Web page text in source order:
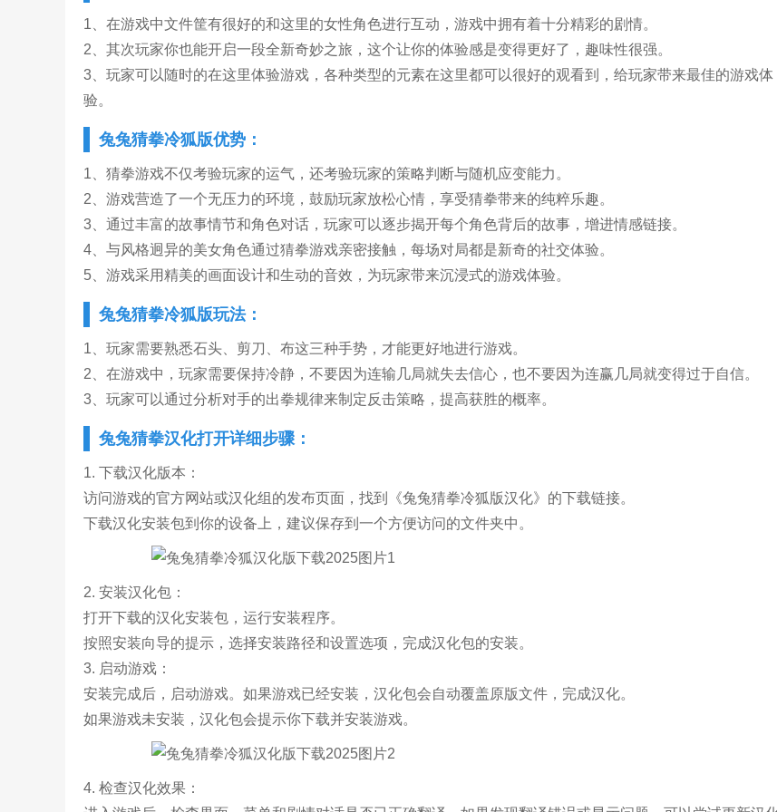
1、在游戏中文件筐有很好的和这里的女性角色进行互动，游戏中拥有着十分精彩的剧情。
2、其次玩家你也能开启一段全新奇妙之旅，这个让你的体验感是变得更好了，趣味性很强。
3、玩家可以随时的在这里体验游戏，各种类型的元素在这里都可以很好的观看到，给玩家带来最佳的游戏体
验。
兔兔猜拳冷狐版优势：
1、猜拳游戏不仅考验玩家的运气，还考验玩家的策略判断与随机应变能力。
2、游戏营造了一个无压力的环境，鼓励玩家放松心情，享受猜拳带来的纯粹乐趣。
3、通过丰富的故事情节和角色对话，玩家可以逐步揭开每个角色背后的故事，增进情感链接。
4、与风格迥异的美女角色通过猜拳游戏亲密接触，每场对局都是新奇的社交体验。
5、游戏采用精美的画面设计和生动的音效，为玩家带来沉浸式的游戏体验。
兔兔猜拳冷狐版玩法：
1、玩家需要熟悉石头、剪刀、布这三种手势，才能更好地进行游戏。
2、在游戏中，玩家需要保持冷静，不要因为连输几局就失去信心，也不要因为连赢几局就变得过于自信。
3、玩家可以通过分析对手的出拳规律来制定反击策略，提高获胜的概率。
兔兔猜拳汉化打开详细步骤：
1. 下载汉化版本：
访问游戏的官方网站或汉化组的发布页面，找到《兔兔猜拳冷狐版汉化》的下载链接。
下载汉化安装包到你的设备上，建议保存到一个方便访问的文件夹中。
2. 安装汉化包：
打开下载的汉化安装包，运行安装程序。
按照安装向导的提示，选择安装路径和设置选项，完成汉化包的安装。
3. 启动游戏：
安装完成后，启动游戏。如果游戏已经安装，汉化包会自动覆盖原版文件，完成汉化。
如果游戏未安装，汉化包会提示你下载并安装游戏。
4. 检查汉化效果：